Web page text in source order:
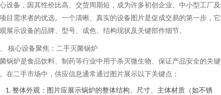
设备，因其性价比高、交货周期短，成为许多初创企业、中小型工厂
目需求者的优选。一个清晰、真实的设备图片是促成交易的第一步，
展示设备的品牌、型号、成色、结构现状及关键部件细节。
核心设备聚焦：二手灭菌锅炉
锅炉是食品饮料、制药等行业中用于杀灭微生物、保证产品安全的关
在二手市场中，供应信息通常通过图片展示以下关键点：
整体外观：图片应展示锅炉的整体结构、尺寸、主体材质（如不锈